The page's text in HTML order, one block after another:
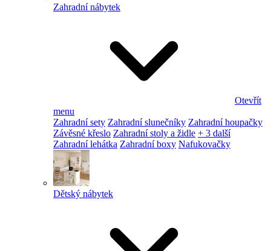
Zahradní nábytek
Otevřít
menu
Zahradní sety Zahradní slunečníky Zahradní houpačky
Závěsné křeslo Zahradní stoly a židle + 3 další
Zahradní lehátka Zahradní boxy Nafukovačky
Dětský nábytek